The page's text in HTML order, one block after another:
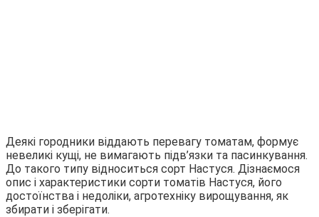
Деякі городники віддають перевагу томатам, формує
невеликі кущі, не вимагають підв’язки та пасинкування.
До такого типу відноситься сорт Настуся. Дізнаємося
опис і характеристики сорти томатів Настуся, його
достоїнства і недоліки, агротехніку вирощування, як
збирати і зберігати.